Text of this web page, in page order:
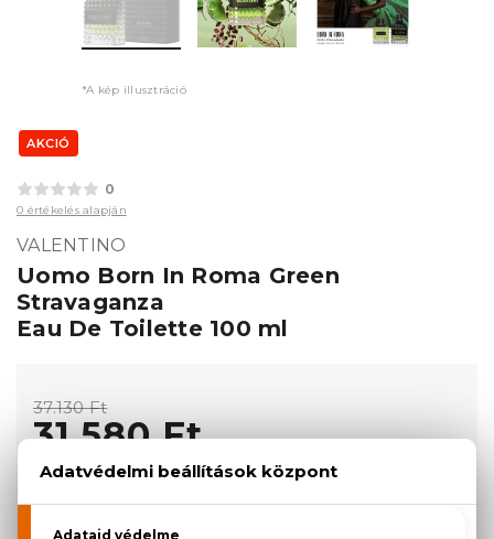
*A kép illusztráció
AKCIÓ
0
0 értékelés alapján
VALENTINO
Uomo Born In Roma Green
Stravaganza
Eau De Toilette 100 ml
37.130 Ft
31.580 Ft